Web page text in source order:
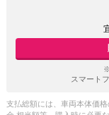
スマート
支払総額には、車両本体価